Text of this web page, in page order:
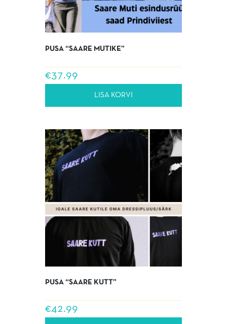
PUSA “SAARE MUTIKE”
€37.99
LISA KORVI
PUSA “SAARE KUTT”
€42.99